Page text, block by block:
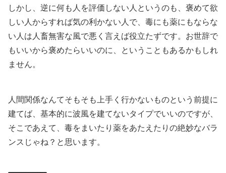
しかし、逆に何も人を評価しない人というのも、褒めて欲
しい人からすれば気の利かない人で、毒にも薬にもならな
い人は人畜無害な風で悪く言えば役立たずです。お世辞で
もいいから褒めたらいいのに、ということもあるかもしれ
ません。
人間関係なんてそもそも上手く行かないものという前提に
建てば、基本的に波風を建てないタイプでいいのですが、
そこであえて、毒をまいたり薬をあたえたりの絶妙なバラ
ンスじゃね？と思います。